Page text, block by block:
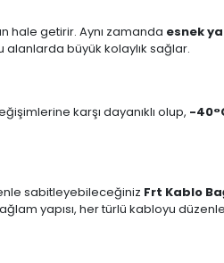
hale getirir. Aynı zamanda esnek
büyük kolaylık sağlar.
karşı dayanıklı olup, -
sabitleyebileceğiniz Frt Kablo
yapısı, her türlü kabloyu